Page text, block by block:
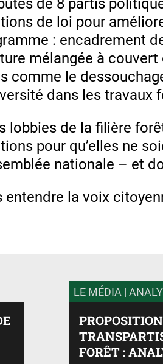
de loi pour
: encadrement
mélangée à
comme le
dans les travaux
lobbies de la filière
pour qu’elles ne
nationale – et
entendre la voix
LE MÉDIA |
FORÊT :